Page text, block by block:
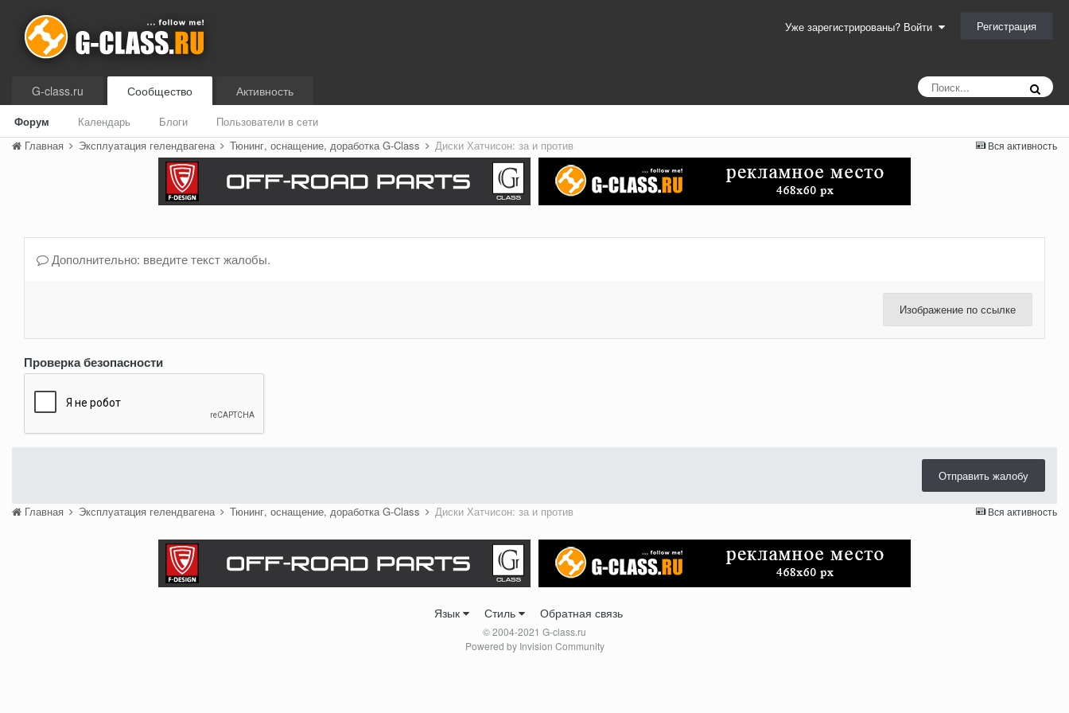
Уже зарегистрированы? Войти Регистрация
G-class.ru Сообщество
Форум Календарь Блоги Пользователи в сети
Активность
Вся активность
Главная Эксплуатация гелендвагена Тюнинг, оснащение, доработка G-Class Диски Хатчисон: за и против
Дополнительно: введите текст жалобы.
Изображение по ссылке
Проверка безопасности
Отправить жалобу
Вся активность
Главная Эксплуатация гелендвагена Тюнинг, оснащение, доработка G-Class Диски Хатчисон: за и против
Язык Стиль Обратная связь
© 2004-2021 G-class.ru
Powered by Invision Community